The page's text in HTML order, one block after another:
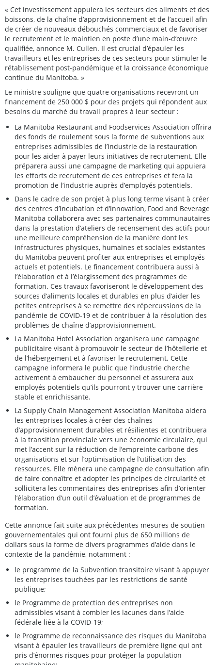
« Cet investissement appuiera les secteurs des aliments et des
boissons, de la chaîne d’approvisionnement et de l’accueil afin
de créer de nouveaux débouchés commerciaux et de favoriser
le recrutement et le maintien en poste d’une main-d’œuvre
qualifiée, annonce M. Cullen. Il est crucial d’épauler les
travailleurs et les entreprises de ces secteurs pour stimuler le
rétablissement post-pandémique et la croissance économique
continue du Manitoba. »
Le ministre souligne que quatre organisations recevront un
financement de 250 000 $ pour des projets qui répondent aux
besoins du marché du travail propres à leur secteur :
La Manitoba Restaurant and Foodservices Association offrira
des fonds de roulement sous la forme de subventions aux
entreprises admissibles de l’industrie de la restauration
pour les aider à payer leurs initiatives de recrutement. Elle
préparera aussi une campagne de marketing qui appuiera
les efforts de recrutement de ces entreprises et fera la
promotion de l’industrie auprès d’employés potentiels.
Dans le cadre de son projet à plus long terme visant à créer
des centres d’incubation et d’innovation, Food and Beverage
Manitoba collaborera avec ses partenaires communautaires
dans la prestation d’ateliers de recensement des actifs pour
une meilleure compréhension de la manière dont les
infrastructures physiques, humaines et sociales existantes
du Manitoba peuvent profiter aux entreprises et employés
actuels et potentiels. Le financement contribuera aussi à
l’élaboration et à l’élargissement des programmes de
formation. Ces travaux favoriseront le développement des
sources d’aliments locales et durables en plus d’aider les
petites entreprises à se remettre des répercussions de la
pandémie de COVID-19 et de contribuer à la résolution des
problèmes de chaîne d’approvisionnement.
La Manitoba Hotel Association organisera une campagne
publicitaire visant à promouvoir le secteur de l’hôtellerie et
de l’hébergement et à favoriser le recrutement. Cette
campagne informera le public que l’industrie cherche
activement à embaucher du personnel et assurera aux
employés potentiels qu’ils pourront y trouver une carrière
stable et enrichissante.
La Supply Chain Management Association Manitoba aidera
les entreprises locales à créer des chaînes
d’approvisionnement durables et résilientes et contribuera
à la transition provinciale vers une économie circulaire, qui
met l’accent sur la réduction de l’empreinte carbone des
organisations et sur l’optimisation de l’utilisation des
ressources. Elle mènera une campagne de consultation afin
de faire connaître et adopter les principes de circularité et
sollicitera les commentaires des entreprises afin d’orienter
l’élaboration d’un outil d’évaluation et de programmes de
formation.
Cette annonce fait suite aux précédentes mesures de soutien
gouvernementales qui ont fourni plus de 650 millions de
dollars sous la forme de divers programmes d’aide dans le
contexte de la pandémie, notamment :
le programme de la Subvention transitoire visant à appuyer
les entreprises touchées par les restrictions de santé
publique;
le Programme de protection des entreprises non
admissibles visant à combler les lacunes dans l’aide
fédérale liée à la COVID-19;
le Programme de reconnaissance des risques du Manitoba
visant à épauler les travailleurs de première ligne qui ont
pris d’énormes risques pour protéger la population